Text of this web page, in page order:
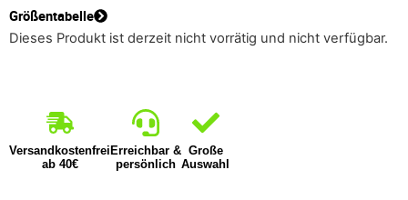
Größentabelle
Dieses Produkt ist derzeit nicht vorrätig und nicht verfügbar.
Versandkostenfrei
ab 40€
Erreichbar &
persönlich
Große
Auswahl